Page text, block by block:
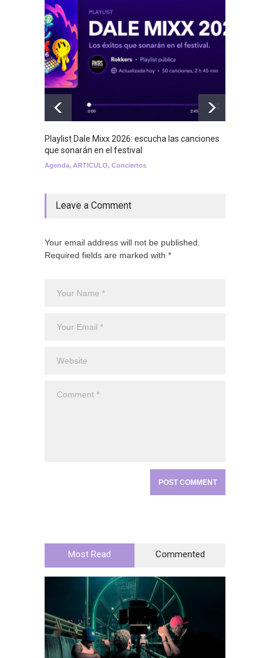
Playlist Dale Mixx 2026: escucha las canciones
que sonarán en el festival
Agenda, ARTICULO, Conciertos
Leave a Comment
Your email address will not be published.
Required fields are marked with *
Most Read Commented